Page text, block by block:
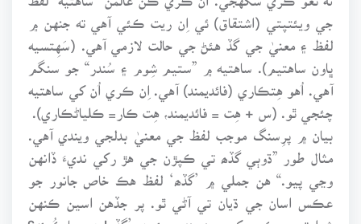
جي ويئتپتي (اشتقاق) ئي اِن ريت ڪئي آهي ته جنهن ۾
لفظ ۽ معنيٰ جي گڏ هئڻ جي حالت لازمي آهي. (سَهِتسيه
ڀاون ساهتيم). ساهتيه ۾ ”ستيم شِوم ۽ سُندر“ جو سنگم
آهي. اُهو هِتڪاري (فائديمند) آهي. اِن ڪري اُن کي ساهتيه
چئجي ٿو. (س + هِت = فائديمند، هِت ڪار= ڪلياڻڪاري).
بيان ۾ پرِسنگ موجب لفظ جي معنيٰ بدلجي ويندي آهي.
مثال طور ”ڌوٻي گڏھ تي ڪپڙن جي هڙ رکي نديءَ ڏانهن
وڃي پيو.“ هن جملي ۾ ’گڏھ‘ لفظ هڪ خاص جانور جو
عڪس اسان جي ڌيان تي آڻي ٿو. پر جڏهن اسين ڪنهن
شرارتي ڇوڪري کي ڇينڀيندي چئون، ’گڏھ! هي ڇا ڪُيئه؟